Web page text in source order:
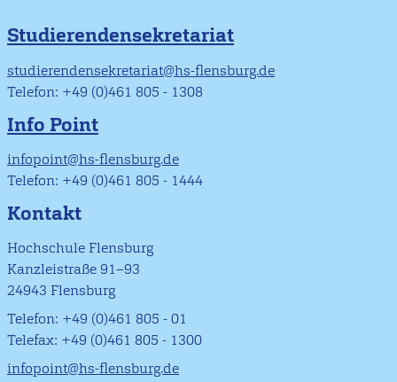
Studierendensekretariat
studierendensekretariat@hs-flensburg.de
Telefon: +49 (0)461 805 - 1308
Info Point
infopoint@hs-flensburg.de
Telefon: +49 (0)461 805 - 1444
Kontakt
Hochschule Flensburg
Kanzleistraße 91–93
24943 Flensburg
Telefon: +49 (0)461 805 - 01
Telefax: +49 (0)461 805 - 1300
infopoint@hs-flensburg.de